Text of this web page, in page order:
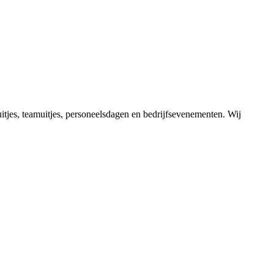
teamuitjes, personeelsdagen en bedrijfsevenementen. Wij